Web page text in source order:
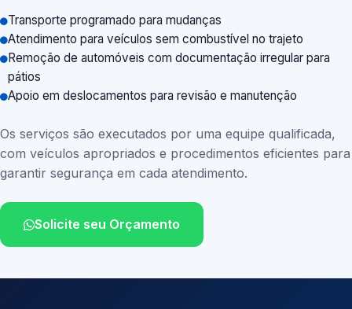
Transporte programado para mudanças
Atendimento para veículos sem combustível no trajeto
Remoção de automóveis com documentação irregular para
pátios
Apoio em deslocamentos para revisão e manutenção
Os serviços são executados por uma equipe qualificada,
com veículos apropriados e procedimentos eficientes para
garantir segurança em cada atendimento.
Solicite seu Orçamento